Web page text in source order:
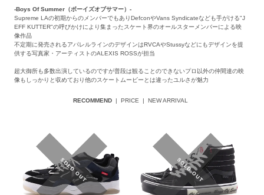
-Boys Of Summer（ボーイズオブサマー）-
Supreme LAの初期からのメンバーでもありDefconやVans Syndicateなども手がける"J
EFF KUTTER"の呼びかけにより集まったスケート界のオールスターメンバーによる映
像作品
不定期に発売されるアパレルラインのデザインはRVCAやStussyなどにもデザインを提
供する写真家・アーティストのALEXIS ROSSが担当
超大御所も多数出演しているのですが普段は観ることのできないプロ以外の仲間達の映
像もしっかりと収めており他のスケートムービーとは違ったユルさが魅力
RECOMMEND |PRICE |NEW ARRIVAL